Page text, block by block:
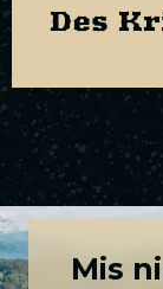
Des
Mis